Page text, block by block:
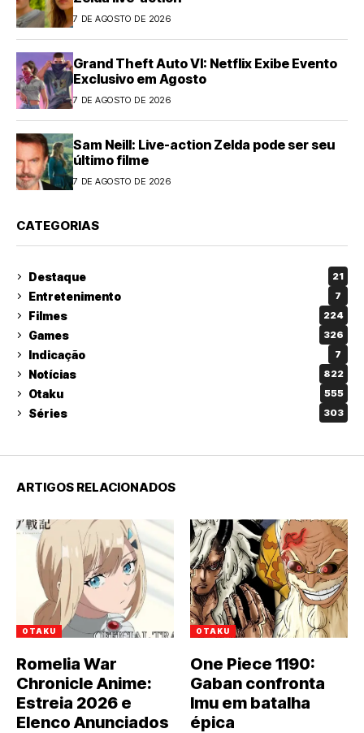
7 DE AGOSTO DE 2026
Grand Theft Auto VI: Netflix Exibe Evento
Exclusivo em Agosto
7 DE AGOSTO DE 2026
Sam Neill: Live-action Zelda pode ser seu
último filme
7 DE AGOSTO DE 2026
CATEGORIAS
Destaque 21
Entretenimento 7
Filmes 224
Games 326
Indicação 7
Notícias 822
Otaku 555
Séries 303
ARTIGOS RELACIONADOS
OTAKU
Romelia War
Chronicle Anime:
Estreia 2026 e
Elenco Anunciados
OTAKU
One Piece 1190:
Gaban confronta
Imu em batalha
épica